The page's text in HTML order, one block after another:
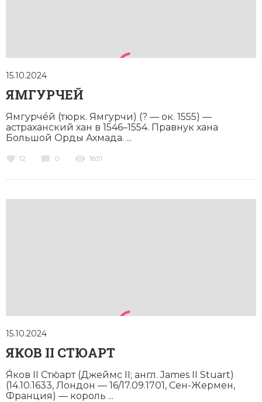
СССР
15.10.2024
ЯМГУРЧЕЙ
Ямгурчéй (тюрк. Ямгурчи) (? — ок. 1555) —
астраханский хан в 1546–1554. Правнук хана
Большой Орды Ахмада. ...
12 0 1851
15.10.2024
ЯКОВ II СТЮАРТ
Я́ков II Стю́арт (Джеймс II; англ. James II Stuart)
(14.10.1633, Лондон — 16/17.09.1701, Сен-Жермен,
Франция) — король ...